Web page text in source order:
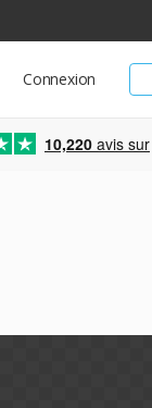
Connexion
10,220 avis sur